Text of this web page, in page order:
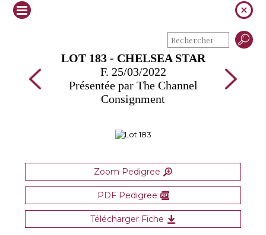
LOT 183 - CHELSEA STAR
F. 25/03/2022
Présentée par The Channel
Consignment
Zoom Pedigree
PDF Pedigree
Télécharger Fiche